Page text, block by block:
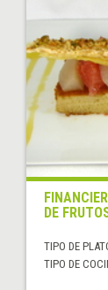
DE
TIPO DE
TIPO DE